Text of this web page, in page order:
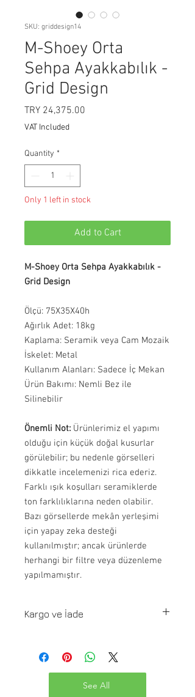
SKU: griddesign14
M-Shoey Orta
Sehpa Ayakkabılık -
Grid Design
TRY 24,375.00
VAT Included
Quantity *
Only 1 left in stock
Add to Cart
M-Shoey Orta Sehpa Ayakkabılık -
Grid Design
Ölçü: 75X35X40h
Ağırlık Adet: 18kg
Kaplama: Seramik veya Cam Mozaik
İskelet: Metal
Kullanım Alanları: Sadece İç Mekan
Ürün Bakımı: Nemli Bez ile
Silinebilir
Önemli Not: Ürünlerimiz el yapımı
olduğu için küçük doğal kusurlar
görülebilir; bu nedenle görselleri
dikkatle incelemenizi rica ederiz.
Farklı ışık koşulları seramiklerde
ton farklılıklarına neden olabilir.
Bazı görsellerde mekân yerleşimi
için yapay zeka desteği
kullanılmıştır; ancak ürünlerde
herhangi bir filtre veya düzenleme
yapılmamıştır.
Kargo ve İade
İstanbul içi teslimat: 10-20 iş günü
Şehir dışı teslimat: 15-25 iş günü
Asansörsüz yapılarda 5. kat ve üzerine
taşıma yapılmamaktadır!
See All